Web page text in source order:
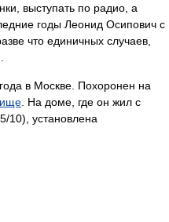
выступать по радио, а
годы Леонид Осипович с
что единичных случаев,
года в Москве. Похоронен на
. На доме, где он жил с
10), установлена